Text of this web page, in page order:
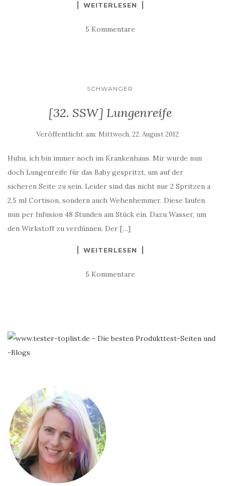
WEITERLESEN
5 Kommentare
SCHWANGER
[32. SSW] Lungenreife
Veröffentlicht am: Mittwoch, 22. August 2012
Huhu, ich bin immer noch im Krankenhaus. Mir wurde nun
doch Lungenreife für das Baby gespritzt, um auf der
sicheren Seite zu sein. Leider sind das nicht nur 2 Spritzen a
2,5 ml Cortison, sondern auch Wehenhemmer. Diese laufen
nun per Infusion 48 Stunden am Stück ein. Dazu Wasser, um
den Wirkstoff zu verdünnen. Der […]
WEITERLESEN
5 Kommentare